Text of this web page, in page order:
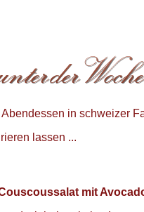
in schweizer
lassen ...
mit